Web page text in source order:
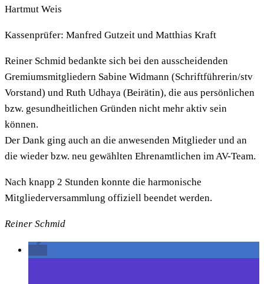
Hartmut Weis
Kassenprüfer: Manfred Gutzeit und Matthias Kraft
Reiner Schmid bedankte sich bei den ausscheidenden
Gremiumsmitgliedern Sabine Widmann (Schriftführerin/stv
Vorstand) und Ruth Udhaya (Beirätin), die aus persönlichen
bzw. gesundheitlichen Gründen nicht mehr aktiv sein
können.
Der Dank ging auch an die anwesenden Mitglieder und an
die wieder bzw. neu gewählten Ehrenamtlichen im AV-Team.
Nach knapp 2 Stunden konnte die harmonische
Mitgliederversammlung offiziell beendet werden.
Reiner Schmid